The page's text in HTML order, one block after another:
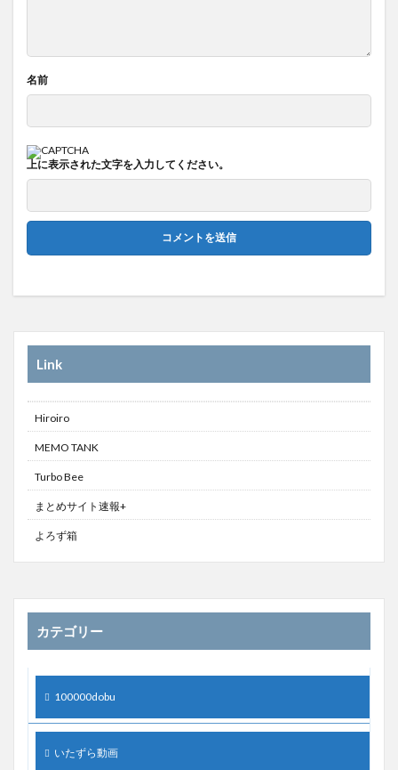
名前
上に表示された文字を入力してください。
Link
Hiroiro
MEMO TANK
Turbo Bee
まとめサイト速報+
よろず箱
カテゴリー
100000dobu
いたずら動画